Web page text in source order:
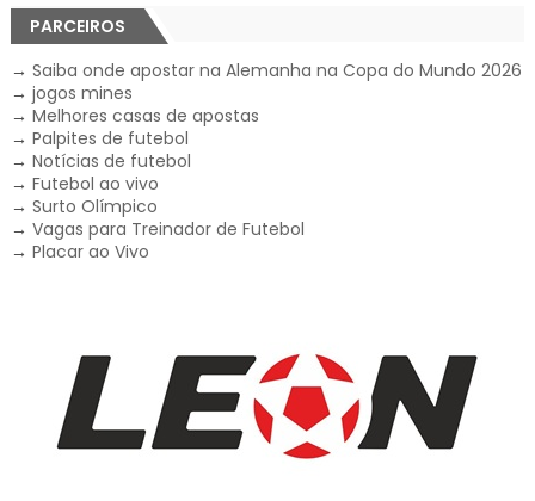
PARCEIROS
→ Saiba onde apostar na Alemanha na Copa do Mundo 2026
→ jogos mines
→ Melhores casas de apostas
→ Palpites de futebol
→ Notícias de futebol
→ Futebol ao vivo
→ Surto Olímpico
→ Vagas para Treinador de Futebol
→ Placar ao Vivo